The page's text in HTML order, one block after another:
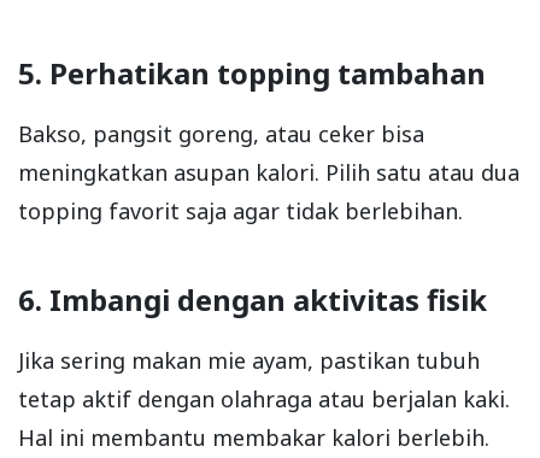
5. Perhatikan topping tambahan
Bakso, pangsit goreng, atau ceker bisa
meningkatkan asupan kalori. Pilih satu atau dua
topping favorit saja agar tidak berlebihan.
6. Imbangi dengan aktivitas fisik
Jika sering makan mie ayam, pastikan tubuh
tetap aktif dengan olahraga atau berjalan kaki.
Hal ini membantu membakar kalori berlebih.